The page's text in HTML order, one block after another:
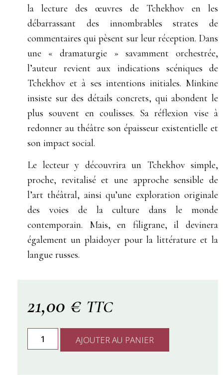
la lecture des œuvres de Tchekhov en les
débarrassant des innombrables strates de
commentaires qui pèsent sur leur réception. Dans
une « dramaturgie » savamment orchestrée,
l’auteur revient aux indications scéniques de
Tchekhov et à ses intentions initiales. Minkine
insiste sur des détails concrets, qui abondent le
plus souvent en coulisses. Sa réflexion vise à
redonner au théâtre son épaisseur existentielle et
son impact social.
Le lecteur y découvrira un Tchekhov simple,
proche, revitalisé et une approche sensible de
l’art théâtral, ainsi qu’une exploration originale
des voies de la culture dans le monde
contemporain. Mais, en filigrane, il devinera
également un plaidoyer pour la littérature et la
langue russes.
21,00 € TTC
AJOUTER AU PANIER